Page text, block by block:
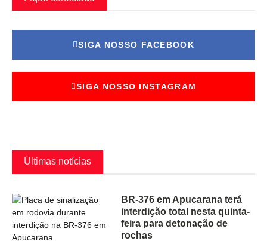
SIGA NOSSO FACEBOOK
SIGA NOSSO INSTAGRAM
Últimas notícias
BR-376 em Apucarana terá
interdição total nesta quinta-
feira para detonação de
rochas